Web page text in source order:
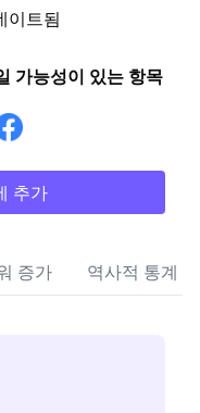
이트됨
가능성이 있는 항목
추가
증가 역사적 통계